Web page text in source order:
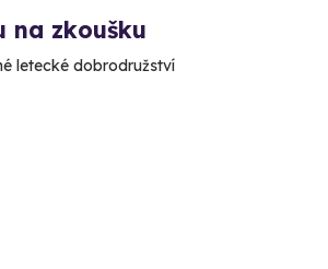
na zkoušku
letecké dobrodružství